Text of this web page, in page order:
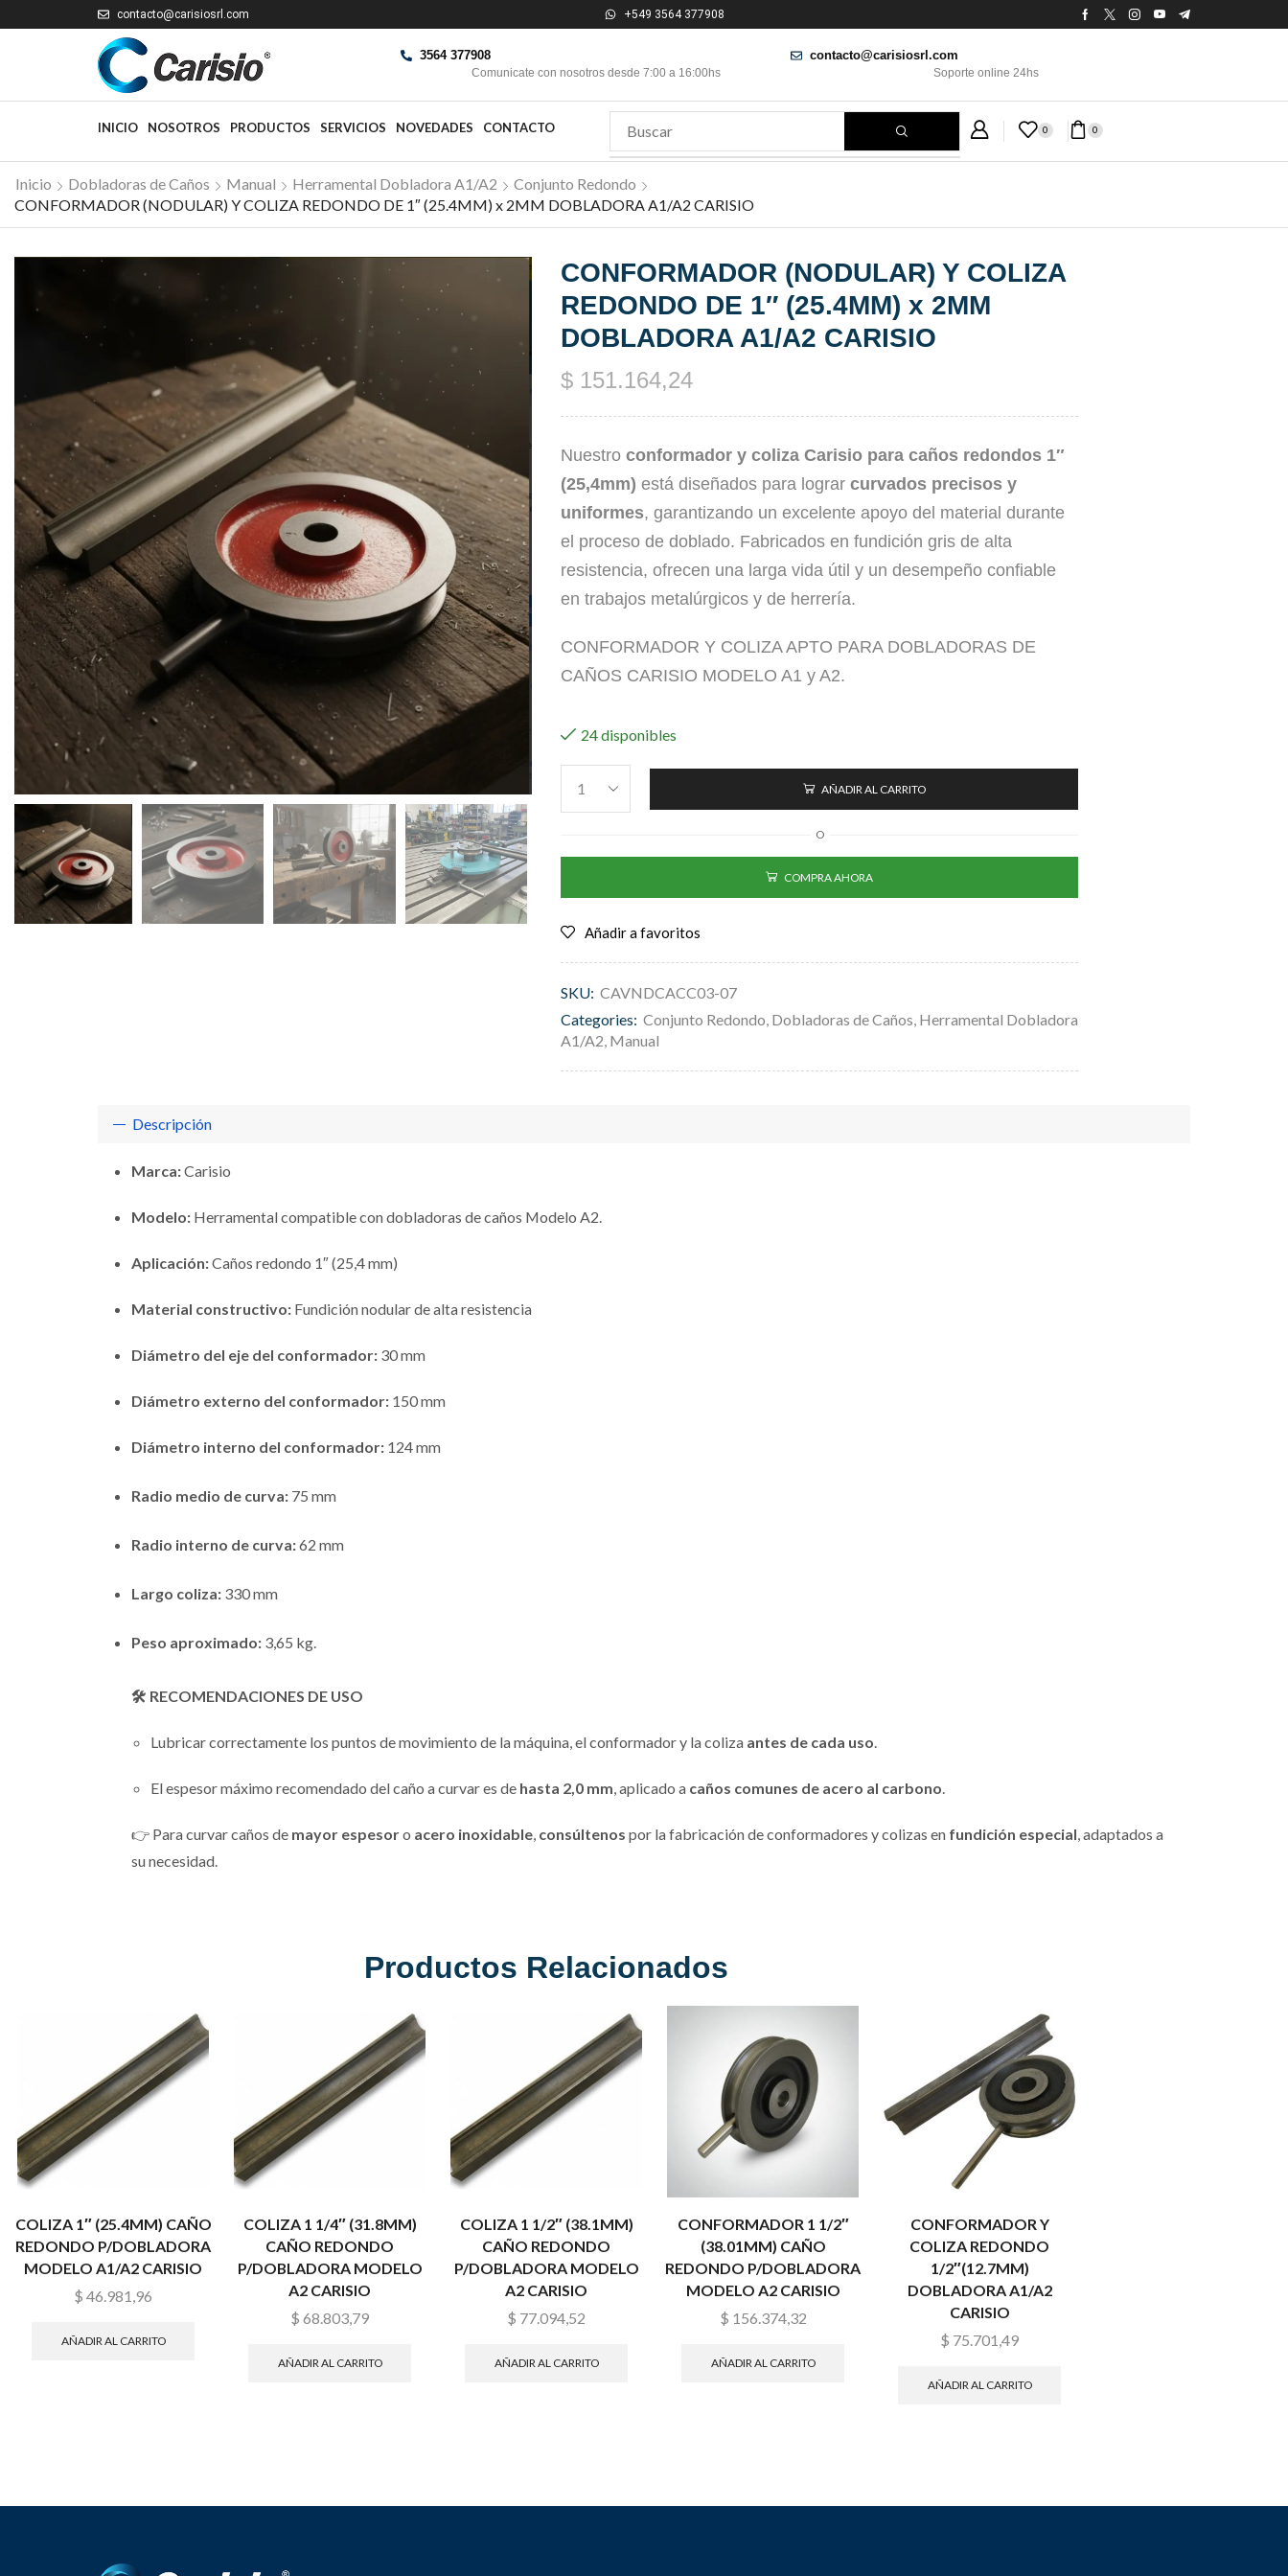
contacto@carisiosrl.com +549 3564 377908
3564 377908
Comunicate con nosotros desde 7:00 a 16:00hs
contacto@carisiosrl.com
Soporte online 24hs
INICIO NOSOTROS PRODUCTOS SERVICIOS NOVEDADES CONTACTO 0 0
Inicio Dobladoras de Caños Manual Herramental Dobladora A1/A2
Conjunto Redondo
CONFORMADOR (NODULAR) Y COLIZA REDONDO DE 1″ (25.4MM) x 2MM DOBLADORA A1/A2 CARISIO
CONFORMADOR (NODULAR) Y COLIZA
REDONDO DE 1″ (25.4MM) x 2MM
DOBLADORA A1/A2 CARISIO
$ 151.164,24
Nuestro conformador y coliza Carisio para caños redondos 1″
(25,4mm) está diseñados para lograr curvados precisos y
uniformes, garantizando un excelente apoyo del material durante
el proceso de doblado. Fabricados en fundición gris de alta
resistencia, ofrecen una larga vida útil y un desempeño confiable
en trabajos metalúrgicos y de herrería.
CONFORMADOR Y COLIZA APTO PARA DOBLADORAS DE
CAÑOS CARISIO MODELO A1 y A2.
24 disponibles
AÑADIR AL CARRITO
O
COMPRA AHORA
Añadir a favoritos
SKU: CAVNDCACC03-07
Categories: Conjunto Redondo, Dobladoras de Caños, Herramental Dobladora
A1/A2, Manual
Descripción
Marca:Carisio
Modelo: Herramental compatible con dobladoras de caños Modelo A2.
Aplicación:Caños redondo 1″ (25,4 mm)
Material constructivo: Fundición nodular de alta resistencia
Diámetro del eje del conformador: 30 mm
Diámetro externo del conformador: 150 mm
Diámetro interno del conformador: 124 mm
Radio medio de curva: 75 mm
Radio interno de curva:62 mm
Largo coliza: 330 mm
Peso aproximado: 3,65 kg.
🛠️ RECOMENDACIONES DE USO
Lubricar correctamente los puntos de movimiento de la máquina, el conformador y la coliza antes de cada uso
El espesor máximo recomendado del caño a curvar es de hasta 2,0 mm , aplicado a caños comunes de acero al carbono
👉 Para curvar caños de mayor espesoro acero inoxidable consúltenos por la fabricación de conformadores y colizas en fundición especial , adaptados a
su necesidad.
Productos Relacionados
COLIZA 1″ (25.4MM) CAÑO
REDONDO P/DOBLADORA
MODELO A1/A2 CARISIO
$ 46.981,96
AÑADIR AL CARRITO
COLIZA 1 1/4″ (31.8MM)
CAÑO REDONDO
P/DOBLADORA MODELO
A2 CARISIO
$ 68.803,79
AÑADIR AL CARRITO
COLIZA 1 1/2″ (38.1MM)
CAÑO REDONDO
P/DOBLADORA MODELO
A2 CARISIO
$ 77.094,52
AÑADIR AL CARRITO
CONFORMADOR 1 1/2″
(38.01MM) CAÑO
REDONDO P/DOBLADORA
MODELO A2 CARISIO
$ 156.374,32
AÑADIR AL CARRITO
CONFORMADOR Y
COLIZA REDONDO
1/2″(12.7MM)
DOBLADORA A1/A2
CARISIO
$ 75.701,49
AÑADIR AL CARRITO